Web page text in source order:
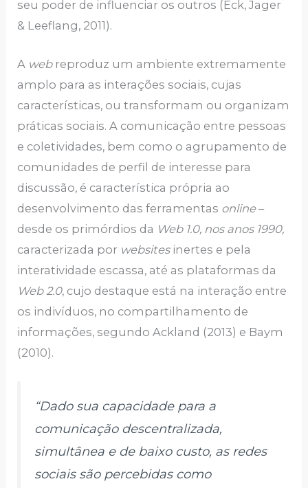
seu poder de influenciar os outros (Eck, Jager
& Leeflang, 2011).
A webreproduz um ambiente extremamente
amplo para as interações sociais, cujas
características, ou transformam ou organizam
práticas sociais. A comunicação entre pessoas
e coletividades, bem como o agrupamento de
comunidades de perfil de interesse para
discussão, é característica própria ao
desenvolvimento das ferramentas online–
desde os primórdios da Web 1.0, nos anos 1990,
caracterizada por websites inertes e pela
interatividade escassa, até as plataformas da
Web 2.0, cujo destaque está na interação entre
os indivíduos, no compartilhamento de
informações, segundo Ackland (2013) e Baym
(2010).
“Dado sua capacidade para a
comunicação descentralizada,
simultânea e de baixo custo, as redes
sociais são percebidas como